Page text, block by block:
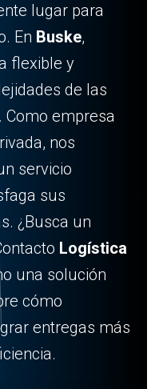
lugar para
En Buske,
flexible y
de las
Como empresa
nos
servicio
sus
¿Busca un
Logística
una solución
cómo
entregas más